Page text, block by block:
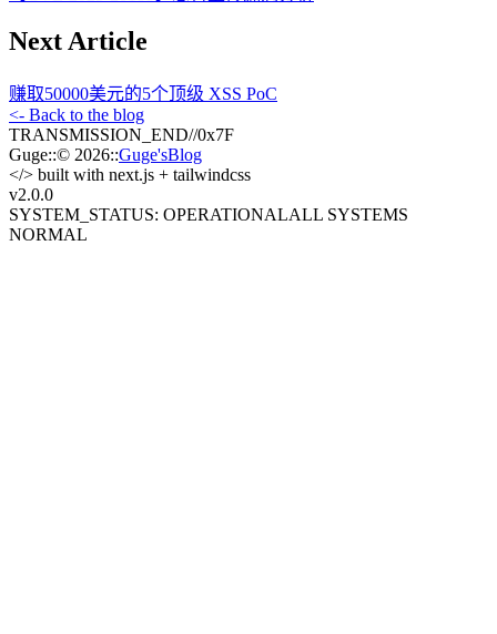
Next Article
赚取50000美元的5个顶级 XSS PoC
<- Back to the blog
TRANSMISSION_END//0x7F
Guge::© 2026::Guge'sBlog
</> built with next.js + tailwindcss
v2.0.0
SYSTEM_STATUS: OPERATIONALALL SYSTEMS
NORMAL